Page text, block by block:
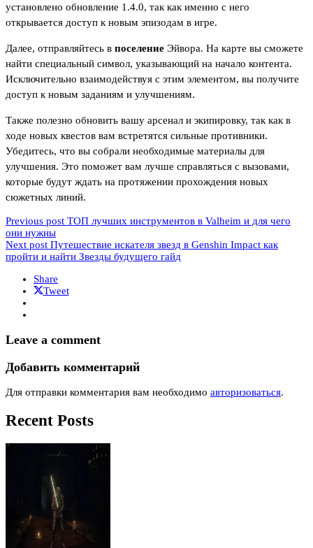
установлено обновление 1.4.0, так как именно с него
открывается доступ к новым эпизодам в игре.
Далее, отправляйтесь в поселение Эйвора. На карте вы сможете
найти специальный символ, указывающий на начало контента.
Исключительно взаимодействуя с этим элементом, вы получите
доступ к новым заданиям и улучшениям.
Также полезно обновить вашу арсенал и экипировку, так как в
ходе новых квестов вам встретятся сильные противники.
Убедитесь, что вы собрали необходимые материалы для
улучшения. Это поможет вам лучше справляться с вызовами,
которые будут ждать на протяжении прохождения новых
сюжетных линий.
Previous post ТОП лучших инструментов в Valheim и для чего
они нужны
Next post Путешествие искателя звезд в Genshin Impact как
пройти и найти Звезды будущего гайд
Share
Tweet
Leave a comment
Добавить комментарий
Для отправки комментария вам необходимо авторизоваться.
Recent Posts